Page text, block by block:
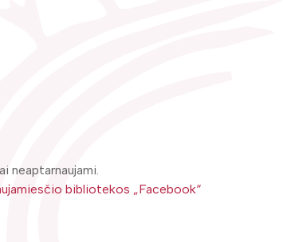
neaptarnaujami.
bibliotekos „Facebook“